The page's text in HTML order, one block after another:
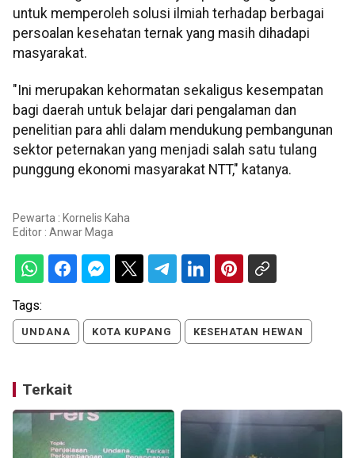
untuk memperoleh solusi ilmiah terhadap berbagai
persoalan kesehatan ternak yang masih dihadapi
masyarakat.
"Ini merupakan kehormatan sekaligus kesempatan
bagi daerah untuk belajar dari pengalaman dan
penelitian para ahli dalam mendukung pembangunan
sektor peternakan yang menjadi salah satu tulang
punggung ekonomi masyarakat NTT," katanya.
Pewarta : Kornelis Kaha
Editor : Anwar Maga
Tags:
UNDANA KOTA KUPANG KESEHATAN HEWAN
Terkait